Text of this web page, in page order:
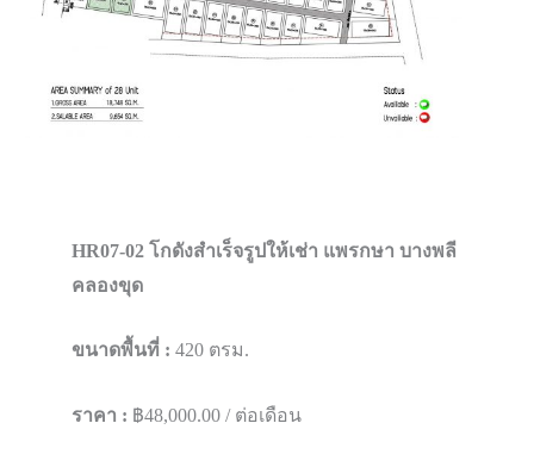
HR07-02 โกดังสำเร็จรูปให้เช่า แพรกษา บางพลี​
คลองขุด
ขนาดพื้นที่ : 420 ตรม.
ราคา : ฿48,000.00 / ต่อเดือน